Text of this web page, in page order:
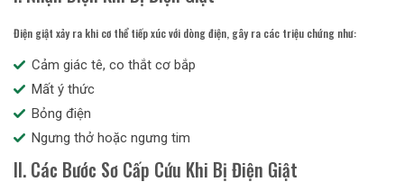
Điện giật xảy ra khi cơ thể tiếp xúc với dòng điện, gây ra các triệu chứng như:
Cảm giác tê, co thắt cơ bắp
Mất ý thức
Bỏng điện
Ngưng thở hoặc ngưng tim
II. Các Bước Sơ Cấp Cứu Khi Bị Điện Giật